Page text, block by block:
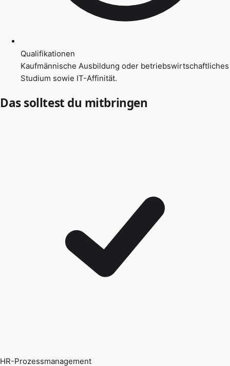
Qualifikationen
Kaufmännische Ausbildung oder betriebswirtschaftliches
Studium sowie IT-Affinität.
Das solltest du mitbringen
HR-Prozessmanagement